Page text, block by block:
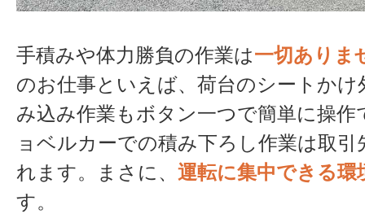
手積みや体力勝負の作業は一切ありま
のお仕事といえば、荷台のシートか
み込み作業もボタン一つで簡単に操
ョベルカーでの積み下ろし作業は取
れます。まさに、 運転に集中できる環
す。